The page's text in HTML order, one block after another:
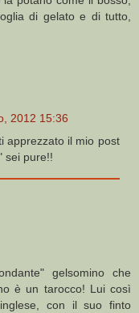
di gelato e di tutto,
2012 15:36
apprezzato il mio post
sei pure!!
gelsomino che
è un tarocco! Lui così
con il suo finto